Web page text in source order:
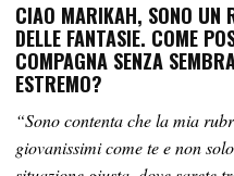
CIAO MARIKAH, SONO UN
DELLE FANTASIE. COME
COMPAGNA SENZA
ESTREMO?
“Sono contenta che la mia
giovanissimi come te e non